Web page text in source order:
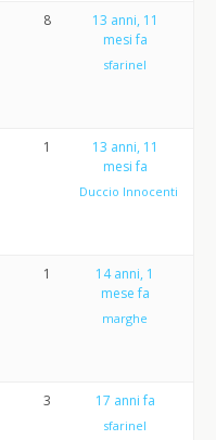
8
13 anni, 11
mesi fa
sfarinel
1
13 anni, 11
mesi fa
Duccio Innocenti
1
14 anni, 1
mese fa
marghe
3 17 anni fa
sfarinel